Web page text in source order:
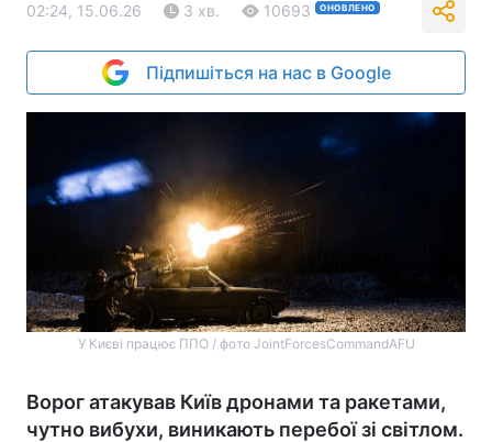
02:24, 15.06.26 3 хв. 10693 ОНОВЛЕНО
Підпишіться на нас в Google
У Києві працює ППО / фото JointForcesCommandAFU
Ворог атакував Київ дронами та ракетами,
чутно вибухи, виникають перебої зі світлом.